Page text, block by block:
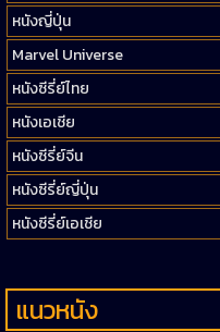
หนังญี่ปุ่น
Marvel Universe
หนังซีรี่ย์ไทย
หนังเอเชีย
หนังซีรี่ย์จีน
หนังซีรี่ย์ญี่ปุ่น
หนังซีรี่ย์เอเชีย
แนวหนัง